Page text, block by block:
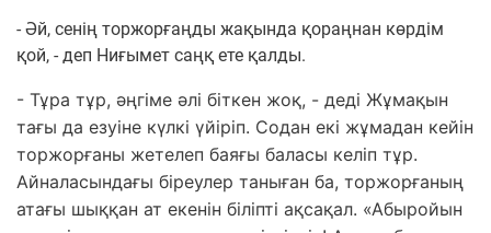
- Әй, сенің торжорғаңды жақында қораңнан көрдім
қой, - деп Ниғымет саңқ ете қалды.
- Тұра тұр, әңгіме әлі біткен жоқ, - деді Жұмақын
тағы да езуіне күлкі үйіріп. Содан екі жұмадан кейін
торжорғаны жетелеп баяғы баласы келіп тұр.
Айналасындағы біреулер таныған ба, торжорғаның
атағы шыққан ат екенін біліпті ақсақал. «Абыройын